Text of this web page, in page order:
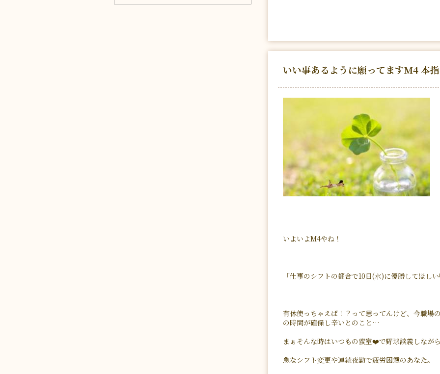
いい事あるように願ってますM4 本
いよいよM4やね！
「仕事のシフトの都合で10日(水)に優勝してほし
有休使っちゃえば！？って思ってんけど、今職場
の時間が確保し辛いとのこと…
まぁそんな時はいつもの蜜室❤️で野球談義しな
急なシフト変更や連続夜勤で疲労困憊のあなた。